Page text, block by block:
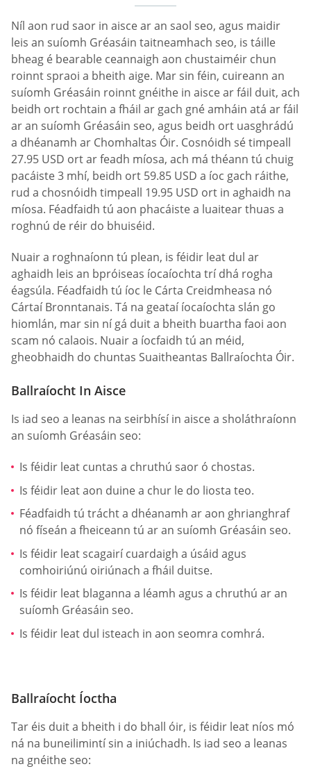
Níl aon rud saor in aisce ar an saol seo, agus maidir
leis an suíomh Gréasáin taitneamhach seo, is táille
bheag é bearable ceannaigh aon chustaiméir chun
roinnt spraoi a bheith aige. Mar sin féin, cuireann an
suíomh Gréasáin roinnt gnéithe in aisce ar fáil duit, ach
beidh ort rochtain a fháil ar gach gné amháin atá ar fáil
ar an suíomh Gréasáin seo, agus beidh ort uasghrádú
a dhéanamh ar Chomhaltas Óir. Cosnóidh sé timpeall
27.95 USD ort ar feadh míosa, ach má théann tú chuig
pacáiste 3 mhí, beidh ort 59.85 USD a íoc gach ráithe,
rud a chosnóidh timpeall 19.95 USD ort in aghaidh na
míosa. Féadfaidh tú aon phacáiste a luaitear thuas a
roghnú de réir do bhuiséid.
Nuair a roghnaíonn tú plean, is féidir leat dul ar
aghaidh leis an bpróiseas íocaíochta trí dhá rogha
éagsúla. Féadfaidh tú íoc le Cárta Creidmheasa nó
Cártaí Bronntanais. Tá na geataí íocaíochta slán go
hiomlán, mar sin ní gá duit a bheith buartha faoi aon
scam nó calaois. Nuair a íocfaidh tú an méid,
gheobhaidh do chuntas Suaitheantas Ballraíochta Óir.
Ballraíocht In Aisce
Is iad seo a leanas na seirbhísí in aisce a sholáthraíonn
an suíomh Gréasáin seo:
Is féidir leat cuntas a chruthú saor ó chostas.
Is féidir leat aon duine a chur le do liosta teo.
Féadfaidh tú trácht a dhéanamh ar aon ghrianghraf
nó físeán a fheiceann tú ar an suíomh Gréasáin seo.
Is féidir leat scagairí cuardaigh a úsáid agus
comhoiriúnú oiriúnach a fháil duitse.
Is féidir leat blaganna a léamh agus a chruthú ar an
suíomh Gréasáin seo.
Is féidir leat dul isteach in aon seomra comhrá.
Ballraíocht Íoctha
Tar éis duit a bheith i do bhall óir, is féidir leat níos mó
ná na buneilimintí sin a iniúchadh. Is iad seo a leanas
na gnéithe seo: